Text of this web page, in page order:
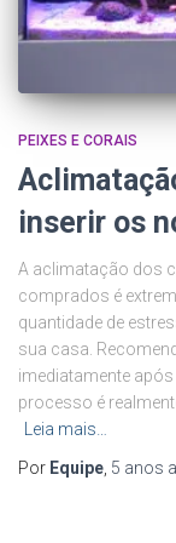
PEIXES E CORAIS
inserir os
A aclimatação dos
comprados é
quantidade de
sua casa.
imediatamente
processo é
Leia mais…
Por Equipe 5 anos